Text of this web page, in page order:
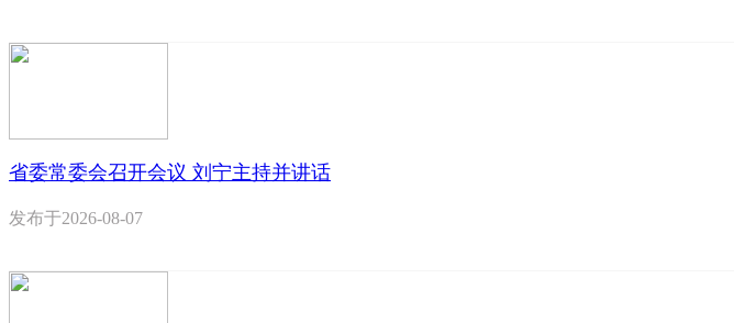
省委常委会召开会议 刘宁主持并讲话
发布于2026-08-07